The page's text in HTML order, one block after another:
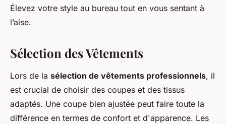
Élevez votre style au bureau tout en vous sentant à
l’aise.
Sélection des Vêtements
Lors de la sélection de vêtements professionnels, il
est crucial de choisir des coupes et des tissus
adaptés. Une coupe bien ajustée peut faire toute la
différence en termes de confort et d'apparence. Les